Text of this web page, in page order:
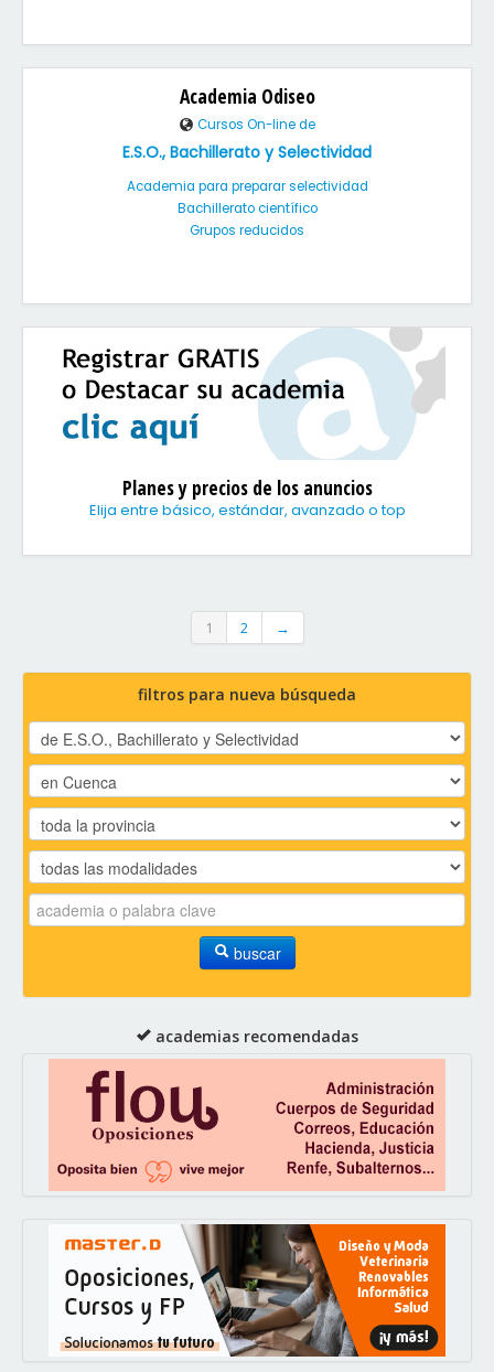
Academia Odiseo
Cursos On-line de
E.S.O., Bachillerato y Selectividad
Academia para preparar selectividad
Bachillerato científico
Grupos reducidos
Planes y precios de los anuncios
Elija entre básico, estándar, avanzado o top
1 2 →
filtros para nueva búsqueda
buscar
academias recomendadas